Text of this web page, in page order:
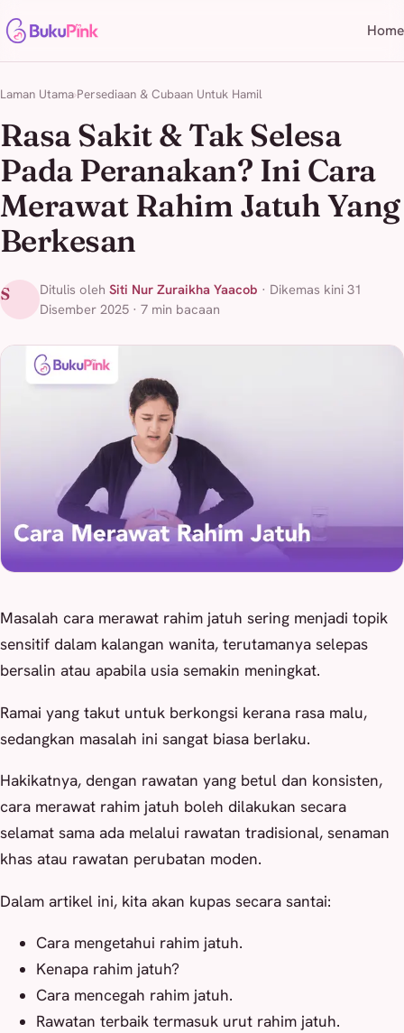
Home
Laman Utama Persediaan & Cubaan Untuk Hamil
Rasa Sakit & Tak Selesa
Pada Peranakan? Ini Cara
Merawat Rahim Jatuh Yang
Berkesan
S Ditulis oleh Siti Nur Zuraikha Yaacob · Dikemas kini 31
Disember 2025 · 7 min bacaan
Masalah cara merawat rahim jatuh sering menjadi topik
sensitif dalam kalangan wanita, terutamanya selepas
bersalin atau apabila usia semakin meningkat.
Ramai yang takut untuk berkongsi kerana rasa malu,
sedangkan masalah ini sangat biasa berlaku.
Hakikatnya, dengan rawatan yang betul dan konsisten,
cara merawat rahim jatuh boleh dilakukan secara
selamat sama ada melalui rawatan tradisional, senaman
khas atau rawatan perubatan moden.
Dalam artikel ini, kita akan kupas secara santai:
Cara mengetahui rahim jatuh.
Kenapa rahim jatuh?
Cara mencegah rahim jatuh.
Rawatan terbaik termasuk urut rahim jatuh.